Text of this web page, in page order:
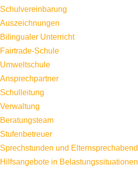
Schulvereinbarung
Auszeichnungen
Bilingualer Unterricht
Fairtrade-Schule
Umweltschule
Ansprechpartner
Schulleitung
Verwaltung
Beratungsteam
Stufenbetreuer
Sprechstunden und Elternsprechabend
Hilfsangebote in Belastungssituationen